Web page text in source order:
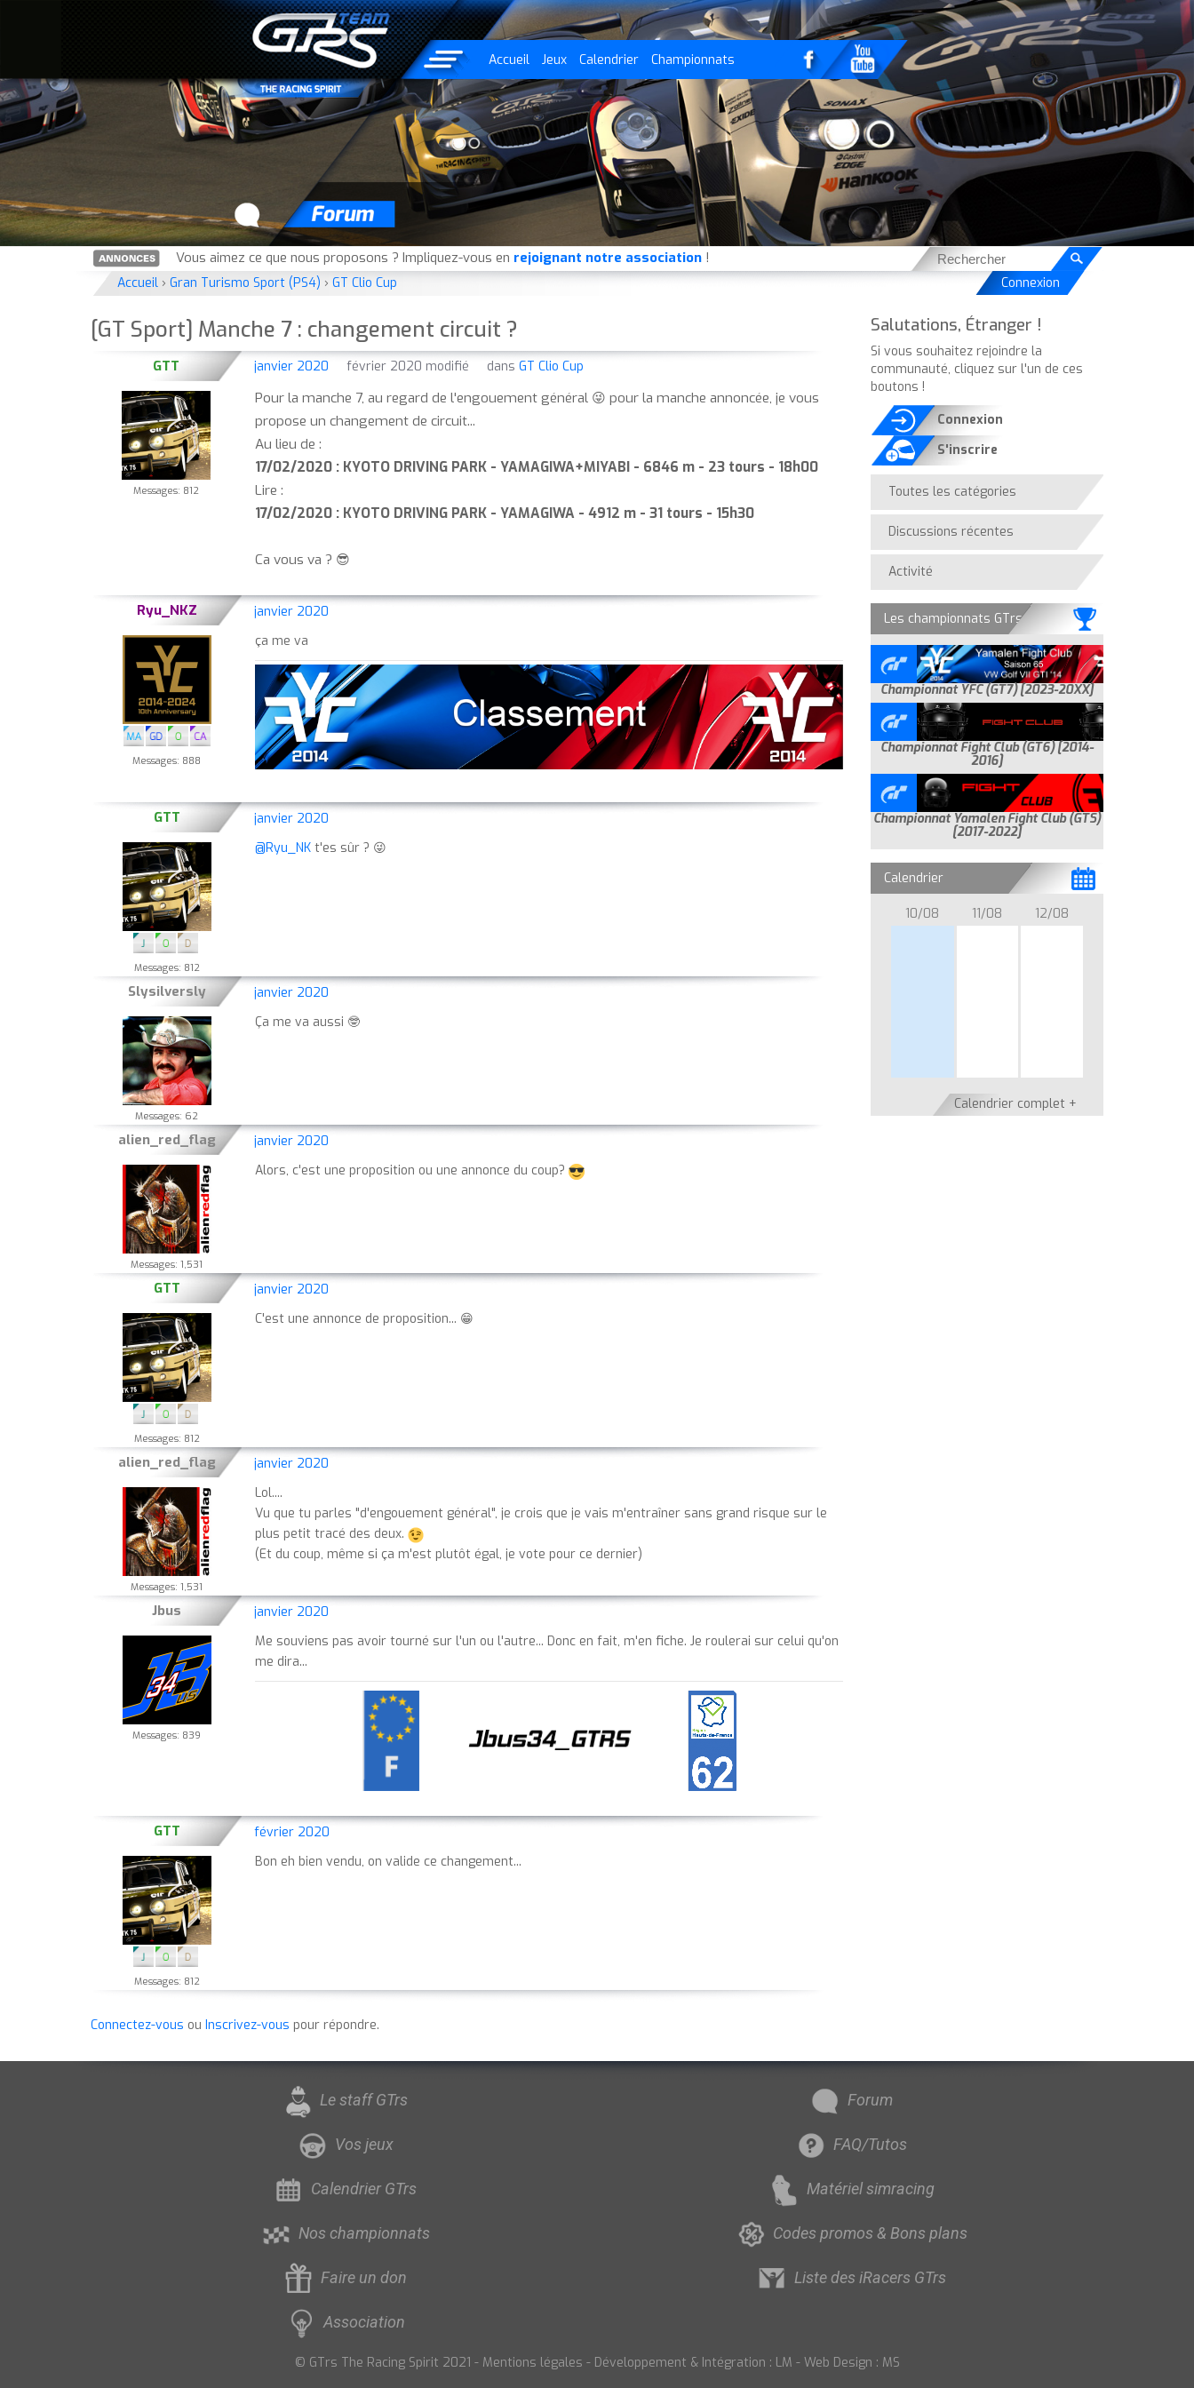
Accueil Jeux Calendrier Championnats
Vous aimez ce que nous proposons ? Impliquez-vous en rejoignant notre association !
Accueil › Gran Turismo Sport (PS4) › GT Clio Cup Connexion
[GT Sport] Manche 7 : changement circuit ?
GTT
Messages: 812
janvier 2020 février 2020 modifié dansGT Clio Cup
Pour la manche 7, au regard de l'engouement général 😜 pour la manche annoncée, je vous
propose un changement de circuit...
Au lieu de :
17/02/2020 : KYOTO DRIVING PARK - YAMAGIWA+MIYABI - 6846 m - 23 tours - 18h00
Lire :
17/02/2020 : KYOTO DRIVING PARK - YAMAGIWA - 4912 m - 31 tours - 15h30
Ca vous va ? 😎
Ryu_NKZ
Messages: 888
janvier 2020
ça me va
GTT
Messages: 812
janvier 2020
@Ryu_NK t'es sûr ? 😜
Slysilversly
Messages: 62
janvier 2020
Ça me va aussi 🤓
alien_red_flag
Messages: 1,531
janvier 2020
Alors, c'est une proposition ou une annonce du coup?
GTT
Messages: 812
janvier 2020
C'est une annonce de proposition... 😁
alien_red_flag
Messages: 1,531
janvier 2020
Lol....
Vu que tu parles "d'engouement général", je crois que je vais m'entraîner sans grand risque sur le
plus petit tracé des deux.
(Et du coup, même si ça m'est plutôt égal, je vote pour ce dernier)
Jbus
Messages: 839
janvier 2020
Me souviens pas avoir tourné sur l'un ou l'autre... Donc en fait, m'en fiche. Je roulerai sur celui qu'on
me dira...
GTT
Messages: 812
février 2020
Bon eh bien vendu, on valide ce changement...
Connectez-vous ou Inscrivez-vous pour répondre.
Salutations, Étranger !
Si vous souhaitez rejoindre la
communauté, cliquez sur l'un de ces
boutons !
Connexion
S'inscrire
Quick
Links
Toutes les catégories
Discussions récentes
Activité
Les championnats GTrs
Championnat YFC (GT7) [2023-20XX]
Championnat Fight Club (GT6) [2014-
2016]
Championnat Yamalen Fight Club (GTS)
[2017-2022]
Calendrier
10/08 11/08 12/08
Calendrier complet +
Le staff GTrs
Vos jeux
Calendrier GTrs
Nos championnats
Faire un don
Association
Forum
FAQ/Tutos
Matériel simracing
Codes promos & Bons plans
Liste des iRacers GTrs
© GTrs The Racing Spirit 2021 - Mentions légales - Développement & Intégration : LM - Web Design : MS